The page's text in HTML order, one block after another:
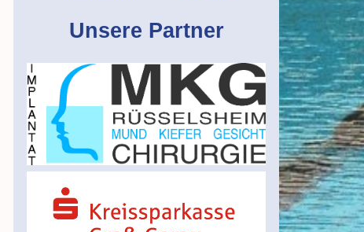
Unsere Partner